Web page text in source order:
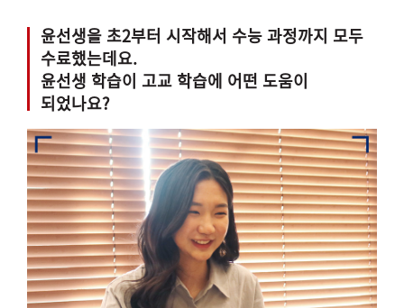
윤선생을 초2부터 시작해서 수능 과정까지 모두
수료했는데요.
윤선생 학습이 고교 학습에 어떤 도움이
되었나요?